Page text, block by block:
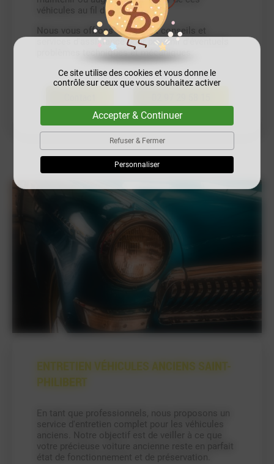
Ce site utilise des cookies et vous donne le
contrôle sur ceux que vous souhaitez activer
Accepter & Continuer
Refuser & Fermer
Personnaliser
véhicules au fil du temps.
Nous vous offrons également conseils et
services d'assistance pour prévenir d'éventuels
problèmes techniques et mécaniques.
ENTRETIEN VÉHICULES ANCIENS SAINT-
PHILIBERT
En tant que professionnels, nous proposons un
service d'entretien complet pour les véhicules
anciens. Notre objectif est de veiller à ce que
votre précieuse voiture ancienne reste en parfait
état de fonctionnement et de préservation.